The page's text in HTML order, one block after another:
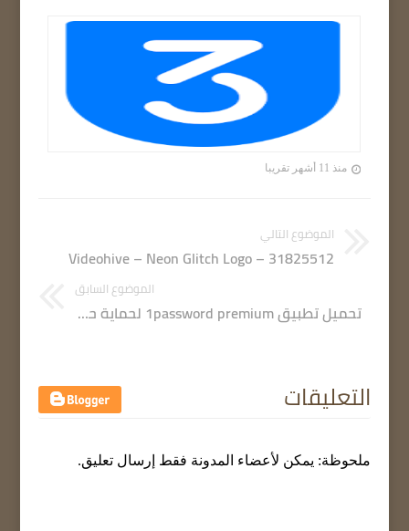
منذ 11 أشهر تقريبا
الموضوع التالي
Videohive – Neon Glitch Logo – 31825512
الموضوع السابق
تحميل تطبيق 1password premium لحماية حساباتك الإلكترونية وأرقامك السرية إصدار مدفوع للأندرويد
التعليقات
ملحوظة: يمكن لأعضاء المدونة فقط إرسال تعليق.